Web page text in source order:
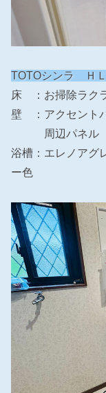
TOTOシンラ Ｈ
床 ：お掃除ラク
壁 ：アクセント
周辺パネル エ
浴槽：エレノアグ
ー色